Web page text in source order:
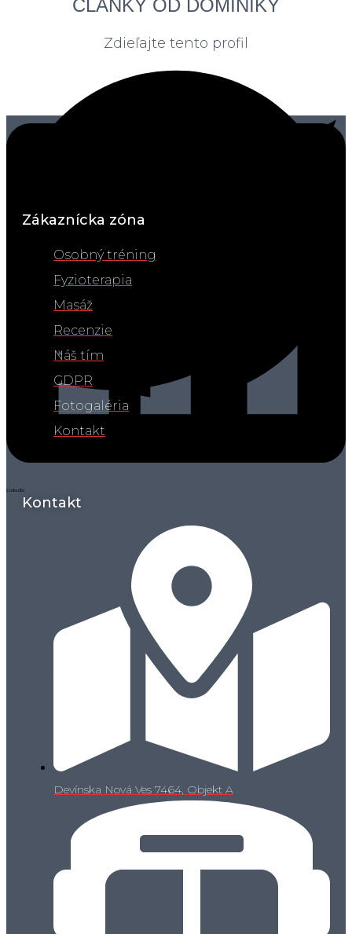
ČLÁNKY OD DOMINIKY
Zdieľajte tento profil
LinkedIn
Zákaznícka zóna
Osobný tréning
Fyzioterapia
Masáž
Recenzie
Náš tím
GDPR
Fotogaléria
Kontakt
Kontakt
Devínska Nová Ves 7464, Objekt A